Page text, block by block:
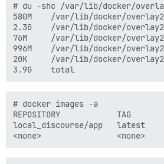
# du -shc /var/lib/docker/
580M    /var/lib/docker/overlay2/
2.3G    /var/lib/docker/overlay2/
76M     /var/lib/docker/overlay2/
996M    /var/lib/docker/overlay2/
20K     /var/lib/docker/overlay2/
# docker images -a
REPOSITORY            TAG
local_discourse/app   latest